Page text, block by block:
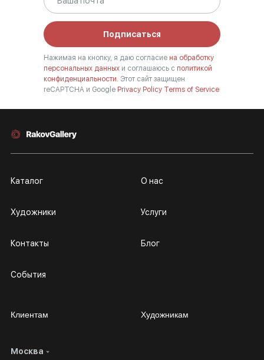
Подписаться
Нажимая на кнопку, я даю согласие на обработку
персональных данных и соглашаюсь с политикой
конфиденциальности. Этот сайт защищен
reCAPTCHA и Google Privacy Policy Terms of Service
Москва
Каталог
Художники
Контакты
События
О нас
Услуги
Блог
Клиентам
Личный кабинет
Художникам
Сотрудничество